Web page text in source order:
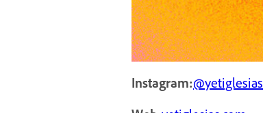
Instagram:@yetiglesias